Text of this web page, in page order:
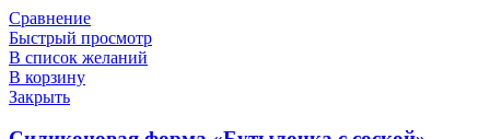
Сравнение
Быстрый просмотр
В список желаний
В корзину
Закрыть